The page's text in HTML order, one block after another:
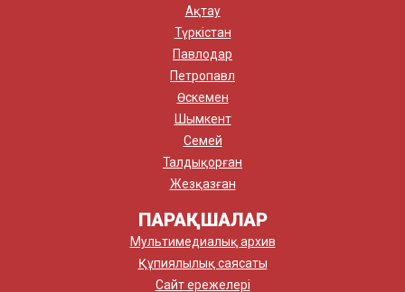
Ақтау
Түркістан
Павлодар
Петропавл
Өскемен
Шымкент
Семей
Талдықорған
Жезқазған
ПАРАҚШАЛАР
Мультимедиалық архив
Құпиялылық саясаты
Сайт ережелері